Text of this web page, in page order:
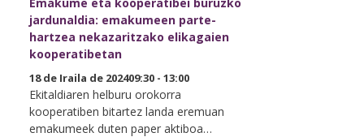
jardunaldia: emakumeen parte-
hartzea nekazaritzako elikagaien
kooperatibetan
18 de Iraila de 202409:30 - 13:00
Ekitaldiaren helburu orokorra
kooperatiben bitartez landa eremuan
emakumeek duten paper aktiboa…